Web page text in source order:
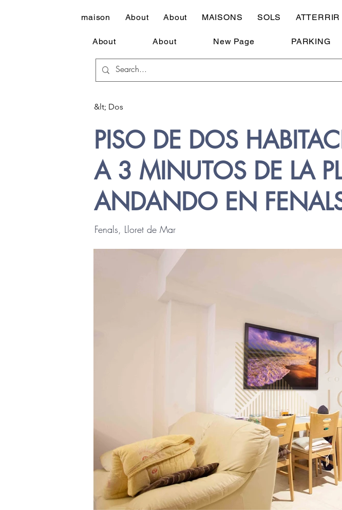
maison About About MAISONS SOLS ATTERRIR
About About New Page PARKING
&lt; Dos
PISO DE DOS
A 3 MINUTOS DE LA
ANDANDO EN
Fenals, Lloret de Mar